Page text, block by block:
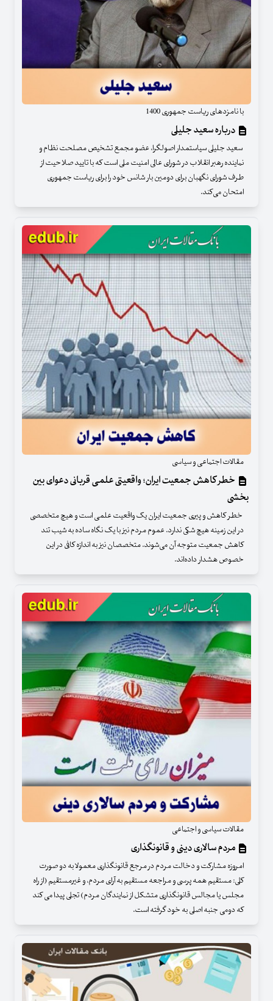
با نامزدهای ریاست جمهوری 1400
درباره سعید جلیلی
سعید جلیلی سیاستمدار اصولگرا، عضو مجمع تشخیص مصلحت نظام و
نماینده رهبر انقلاب در شورای عالی امنیت ملی است که با تایید صلاحیت از
طرف شورای نگهبان برای دومین بار شانس خود را برای ریاست جمهوری
امتحان می‌کند.
مقالات اجتماعی و سیاسی
خطر کاهش جمعیت ایران؛ واقعیتی علمی قربانی دعوای بین
بخشی
خطر کاهش و پیری جمعیت ایران یک واقعیت علمی است و هیچ متخصصی
در این زمینه هیچ شکی ندارد. عموم مردم نیز با یک نگاه ساده به شیب تند
کاهش جمعیت متوجه آن می‌شوند. متخصصان نیز به اندازه کافی در این
خصوص هشدار داده‌اند.
مقالات سیاسی و اجتماعی
مردم سالاری دینی و قانونگذاری
امروزه مشارکت و دخالت مردم در مرجع قانونگذاری معمولا به دو صورت
کلی: مستقیم همه پرسی و مراجعه مستقیم به آرای مردم، و غیرمستقیم (از راه
مجلس یا مجالس قانونگذاری متشکل از نمایندگان مردم) تجلی پیدا می کند
که دومی جنبه اصلی به خود گرفته است.